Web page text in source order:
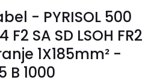
- PYRISOL 500
SA SD LSOH FR2
1X185mm² -
B 1000